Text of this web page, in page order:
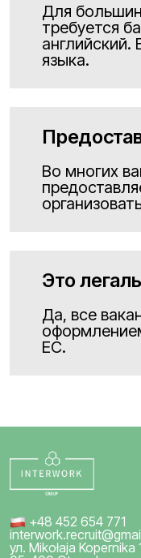
Для
требуется
английский.
языка.
Во многих
Это
Да, все
ЕС.
+48 452 654 771
ул. Mikołaja Kopernika